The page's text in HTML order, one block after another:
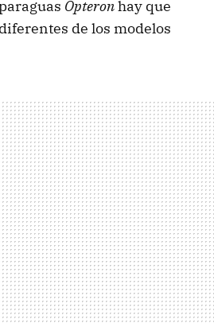
Opteronhay que
de los modelos